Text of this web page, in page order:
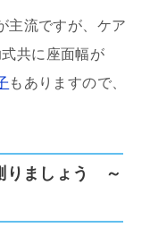
主流ですが、ケア
共に座面幅が
もありますので、
りましょう ～